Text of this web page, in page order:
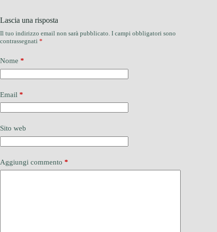
Lascia una risposta
Il tuo indirizzo email non sarà pubblicato. I campi obbligatori sono
contrassegnati *
Nome *
Email *
Sito web
Aggiungi commento *